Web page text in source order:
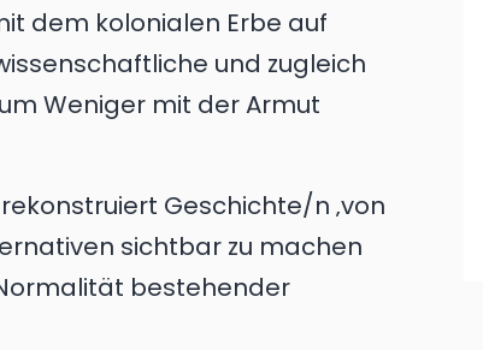
dem kolonialen Erbe auf
und zugleich
Weniger mit der Armut
Geschichte/n ‚von
sichtbar zu machen
bestehender